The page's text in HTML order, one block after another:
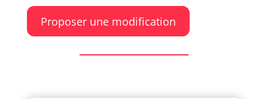
Proposer une modification